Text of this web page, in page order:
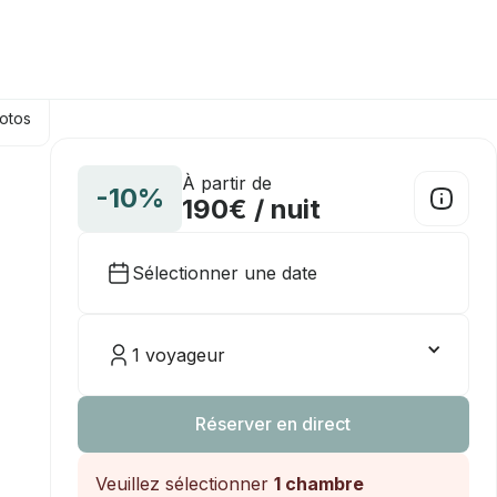
-10% À partir de
190€ / nuit
Sélectionner une date
1 voyageur
Réserver en direct
Veuillez sélectionner 1 chambre